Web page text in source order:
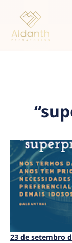
23 de setembro